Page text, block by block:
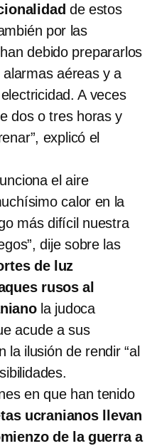
de estos
por las
debido prepararlos
alarmas aéreas y a
A veces
dos o tres horas y
explicó el
el aire
calor en la
más difícil nuestra
dije sobre las
de luz
rusos al
la judoca
acude a sus
la ilusión de rendir “al
en que han tenido
ucranianos llevan
de la guerra a